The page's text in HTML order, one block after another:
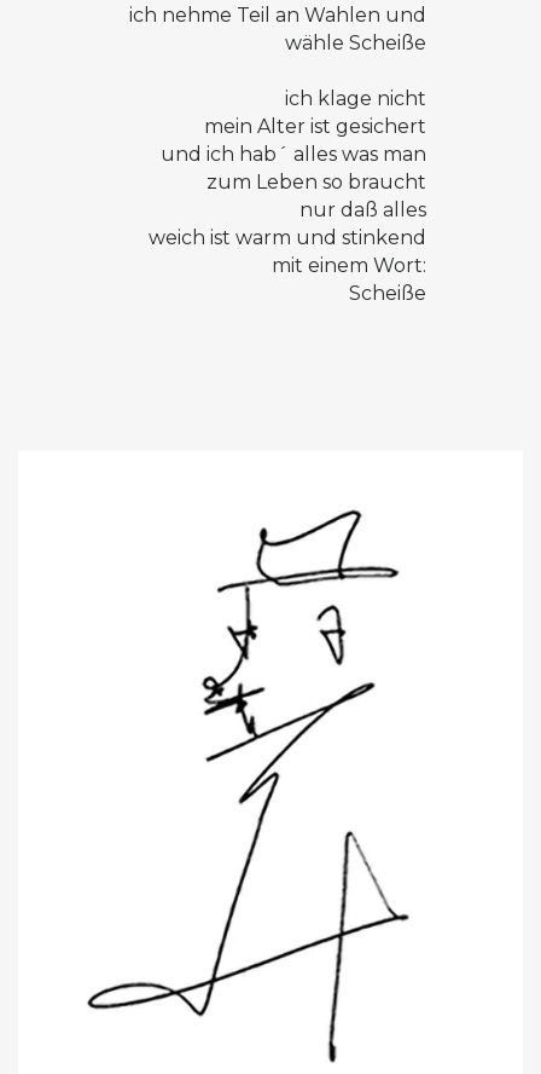
ich nehme Teil an Wahlen und
wähle Scheiße
ich klage nicht
mein Alter ist gesichert
und ich hab´ alles was man
zum Leben so braucht
nur daß alles
weich ist warm und stinkend
mit einem Wort:
Scheiße